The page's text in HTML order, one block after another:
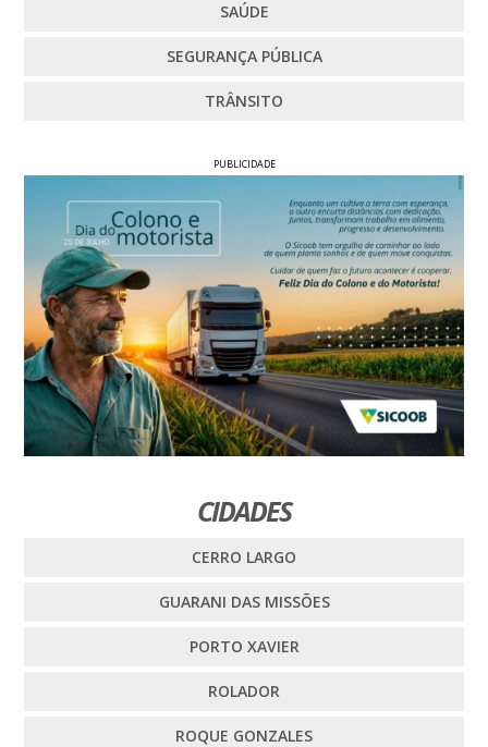
SAÚDE
SEGURANÇA PÚBLICA
TRÂNSITO
PUBLICIDADE
CIDADES
CERRO LARGO
GUARANI DAS MISSÕES
PORTO XAVIER
ROLADOR
ROQUE GONZALES